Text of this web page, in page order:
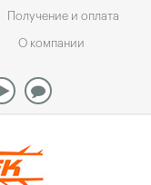
Получение и оплата
О компании